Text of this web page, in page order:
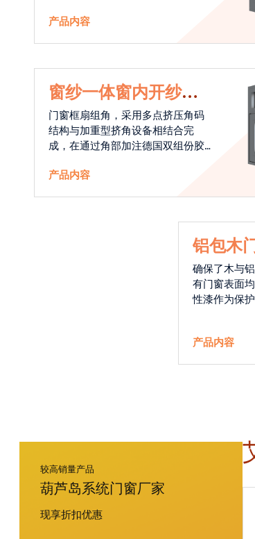
产品内容
窗纱一体窗内开纱外
开系统
门窗框扇组角，采用多点挤压角码
结构与加重型挤角设备相结合完
成，在通过角部加注德国双组份胶
强度，促使窗使用寿命提升5-10
产品内容
铝包木
确保了木与
有门窗表面
性漆作为保
产品内容
较高销量产品
葫芦岛系统门窗厂家
现享折扣优惠
HOT